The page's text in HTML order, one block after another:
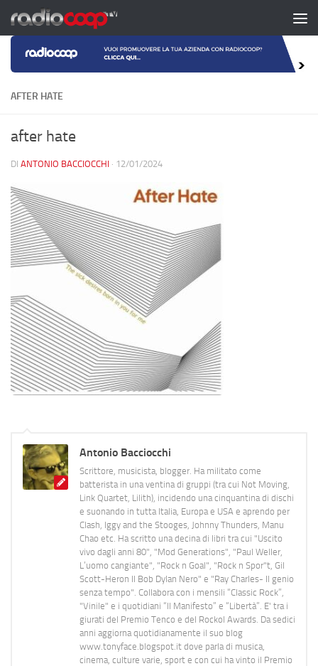
Salta al contenuto
AFTER HATE
after hate
DI ANTONIO BACCIOCCHI · 12/01/2024
Antonio Bacciocchi
Scrittore, musicista, blogger. Ha militato come
batterista in una ventina di gruppi (tra cui Not Moving,
Link Quartet, Lilith), incidendo una cinquantina di dischi
e suonando in tutta Italia, Europa e USA e aprendo per
Clash, Iggy and the Stooges, Johnny Thunders, Manu
Chao etc. Ha scritto una decina di libri tra cui "Uscito
vivo dagli anni 80", "Mod Generations", "Paul Weller,
L’uomo cangiante", "Rock n Goal", "Rock n Spor"t, Gil
Scott-Heron Il Bob Dylan Nero" e "Ray Charles- Il genio
senza tempo". Collabora con i mensili “Classic Rock”,
"Vinile" e i quotidiani “Il Manifesto” e “Libertà”. E' tra i
giurati del Premio Tenco e del Rockol Awards. Da sedici
anni aggiorna quotidianamente il suo blog
www.tonyface.blogspot.it dove parla di musica,
cinema, culture varie, sport e con cui ha vinto il Premio